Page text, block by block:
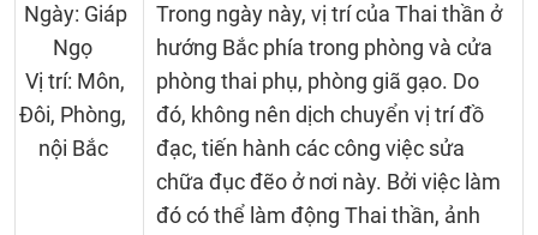
Ngày: Giáp
Ngọ
Vị trí: Môn,
Đôi, Phòng,
nội Bắc
Trong ngày này, vị trí của Thai thần ở
hướng Bắc phía trong phòng và cửa
phòng thai phụ, phòng giã gạo. Do
đó, không nên dịch chuyển vị trí đồ
đạc, tiến hành các công việc sửa
chữa đục đẽo ở nơi này. Bởi việc làm
đó có thể làm động Thai thần, ảnh